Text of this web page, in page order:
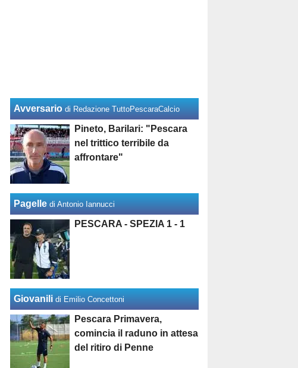
Avversario di Redazione TuttoPescaraCalcio
Pineto, Barilari: "Pescara
nel trittico terribile da
affrontare"
Pagelle di Antonio Iannucci
PESCARA - SPEZIA 1 - 1
Giovanili di Emilio Concettoni
Pescara Primavera,
comincia il raduno in attesa
del ritiro di Penne